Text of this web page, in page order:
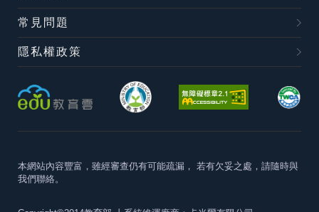
常見問題
隱私權政策
本網站內容豐富，雖經審查仍有可能疏漏， 若有欠妥之處，請隨時與
我們聯絡。